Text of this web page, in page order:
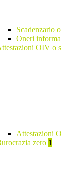
Scadenzario
Oneri
OIV o
Attestazioni
zero 1